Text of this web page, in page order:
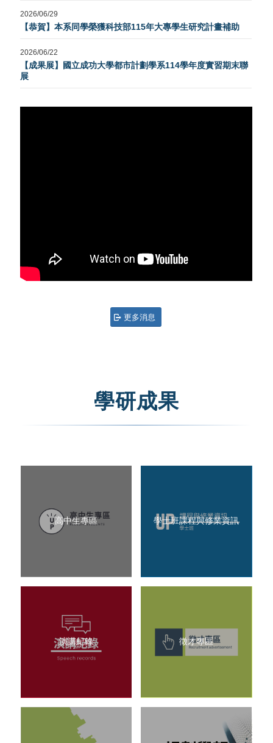
2026/06/29
【恭賀】本系同學榮獲科技部115年大專學生研究計畫補助
2026/06/22
【成果展】國立成功大學都市計劃學系114學年度實習期末聯
展
更多消息
學研成果
高中生專區 學士班課程與修業資訊
演講紀錄 徵才專區